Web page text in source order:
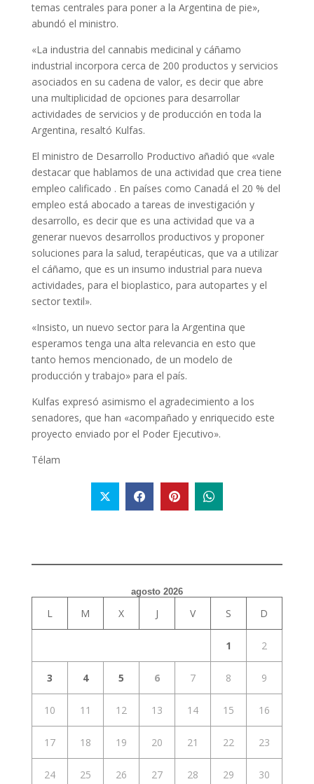
temas centrales para poner a la Argentina de pie»,
abundó el ministro.
«La industria del cannabis medicinal y cáñamo
industrial incorpora cerca de 200 productos y servicios
asociados en su cadena de valor, es decir que abre
una multiplicidad de opciones para desarrollar
actividades de servicios y de producción en toda la
Argentina, resaltó Kulfas.
El ministro de Desarrollo Productivo añadió que «vale
destacar que hablamos de una actividad que crea tiene
empleo calificado . En países como Canadá el 20 % del
empleo está abocado a tareas de investigación y
desarrollo, es decir que es una actividad que va a
generar nuevos desarrollos productivos y proponer
soluciones para la salud, terapéuticas, que va a utilizar
el cáñamo, que es un insumo industrial para nueva
actividades, para el bioplastico, para autopartes y el
sector textil».
«Insisto, un nuevo sector para la Argentina que
esperamos tenga una alta relevancia en esto que
tanto hemos mencionado, de un modelo de
producción y trabajo» para el país.
Kulfas expresó asimismo el agradecimiento a los
senadores, que han «acompañado y enriquecido este
proyecto enviado por el Poder Ejecutivo».
Télam
agosto 2026
L M X J V S D
1 2
3 4 5 6 7 8 9
10 11 12 13 14 15 16
17 18 19 20 21 22 23
24 25 26 27 28 29 30